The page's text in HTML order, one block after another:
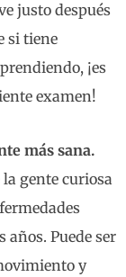
justo después
si tiene
¡es
examen!
más sana.
gente curiosa
Puede ser
y